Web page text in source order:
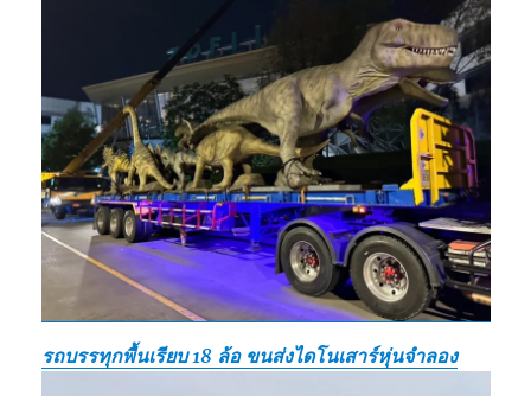
รถบรรทุกพื้นเรียบ 18 ล้อ ขนส่งไดโนเสาร์หุ่นจำลอง